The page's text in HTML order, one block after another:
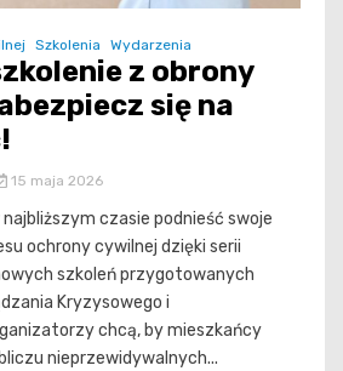
Szkolenia Wydarzenia
z obrony
się na
15 maja 2026
czasie podnieść swoje
ochrony cywilnej dzięki serii
szkoleń przygotowanych
Kryzysowego i
chcą, by mieszkańcy
nieprzewidywalnych...